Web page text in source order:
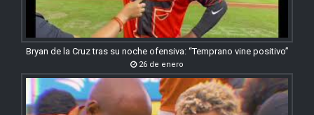
Bryan de la Cruz tras su noche ofensiva: “Temprano vine positivo”
26 de enero